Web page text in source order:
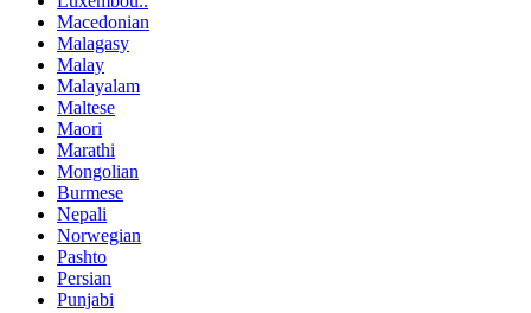
Macedonian
Malagasy
Malay
Malayalam
Maltese
Maori
Marathi
Mongolian
Burmese
Nepali
Norwegian
Pashto
Persian
Punjabi